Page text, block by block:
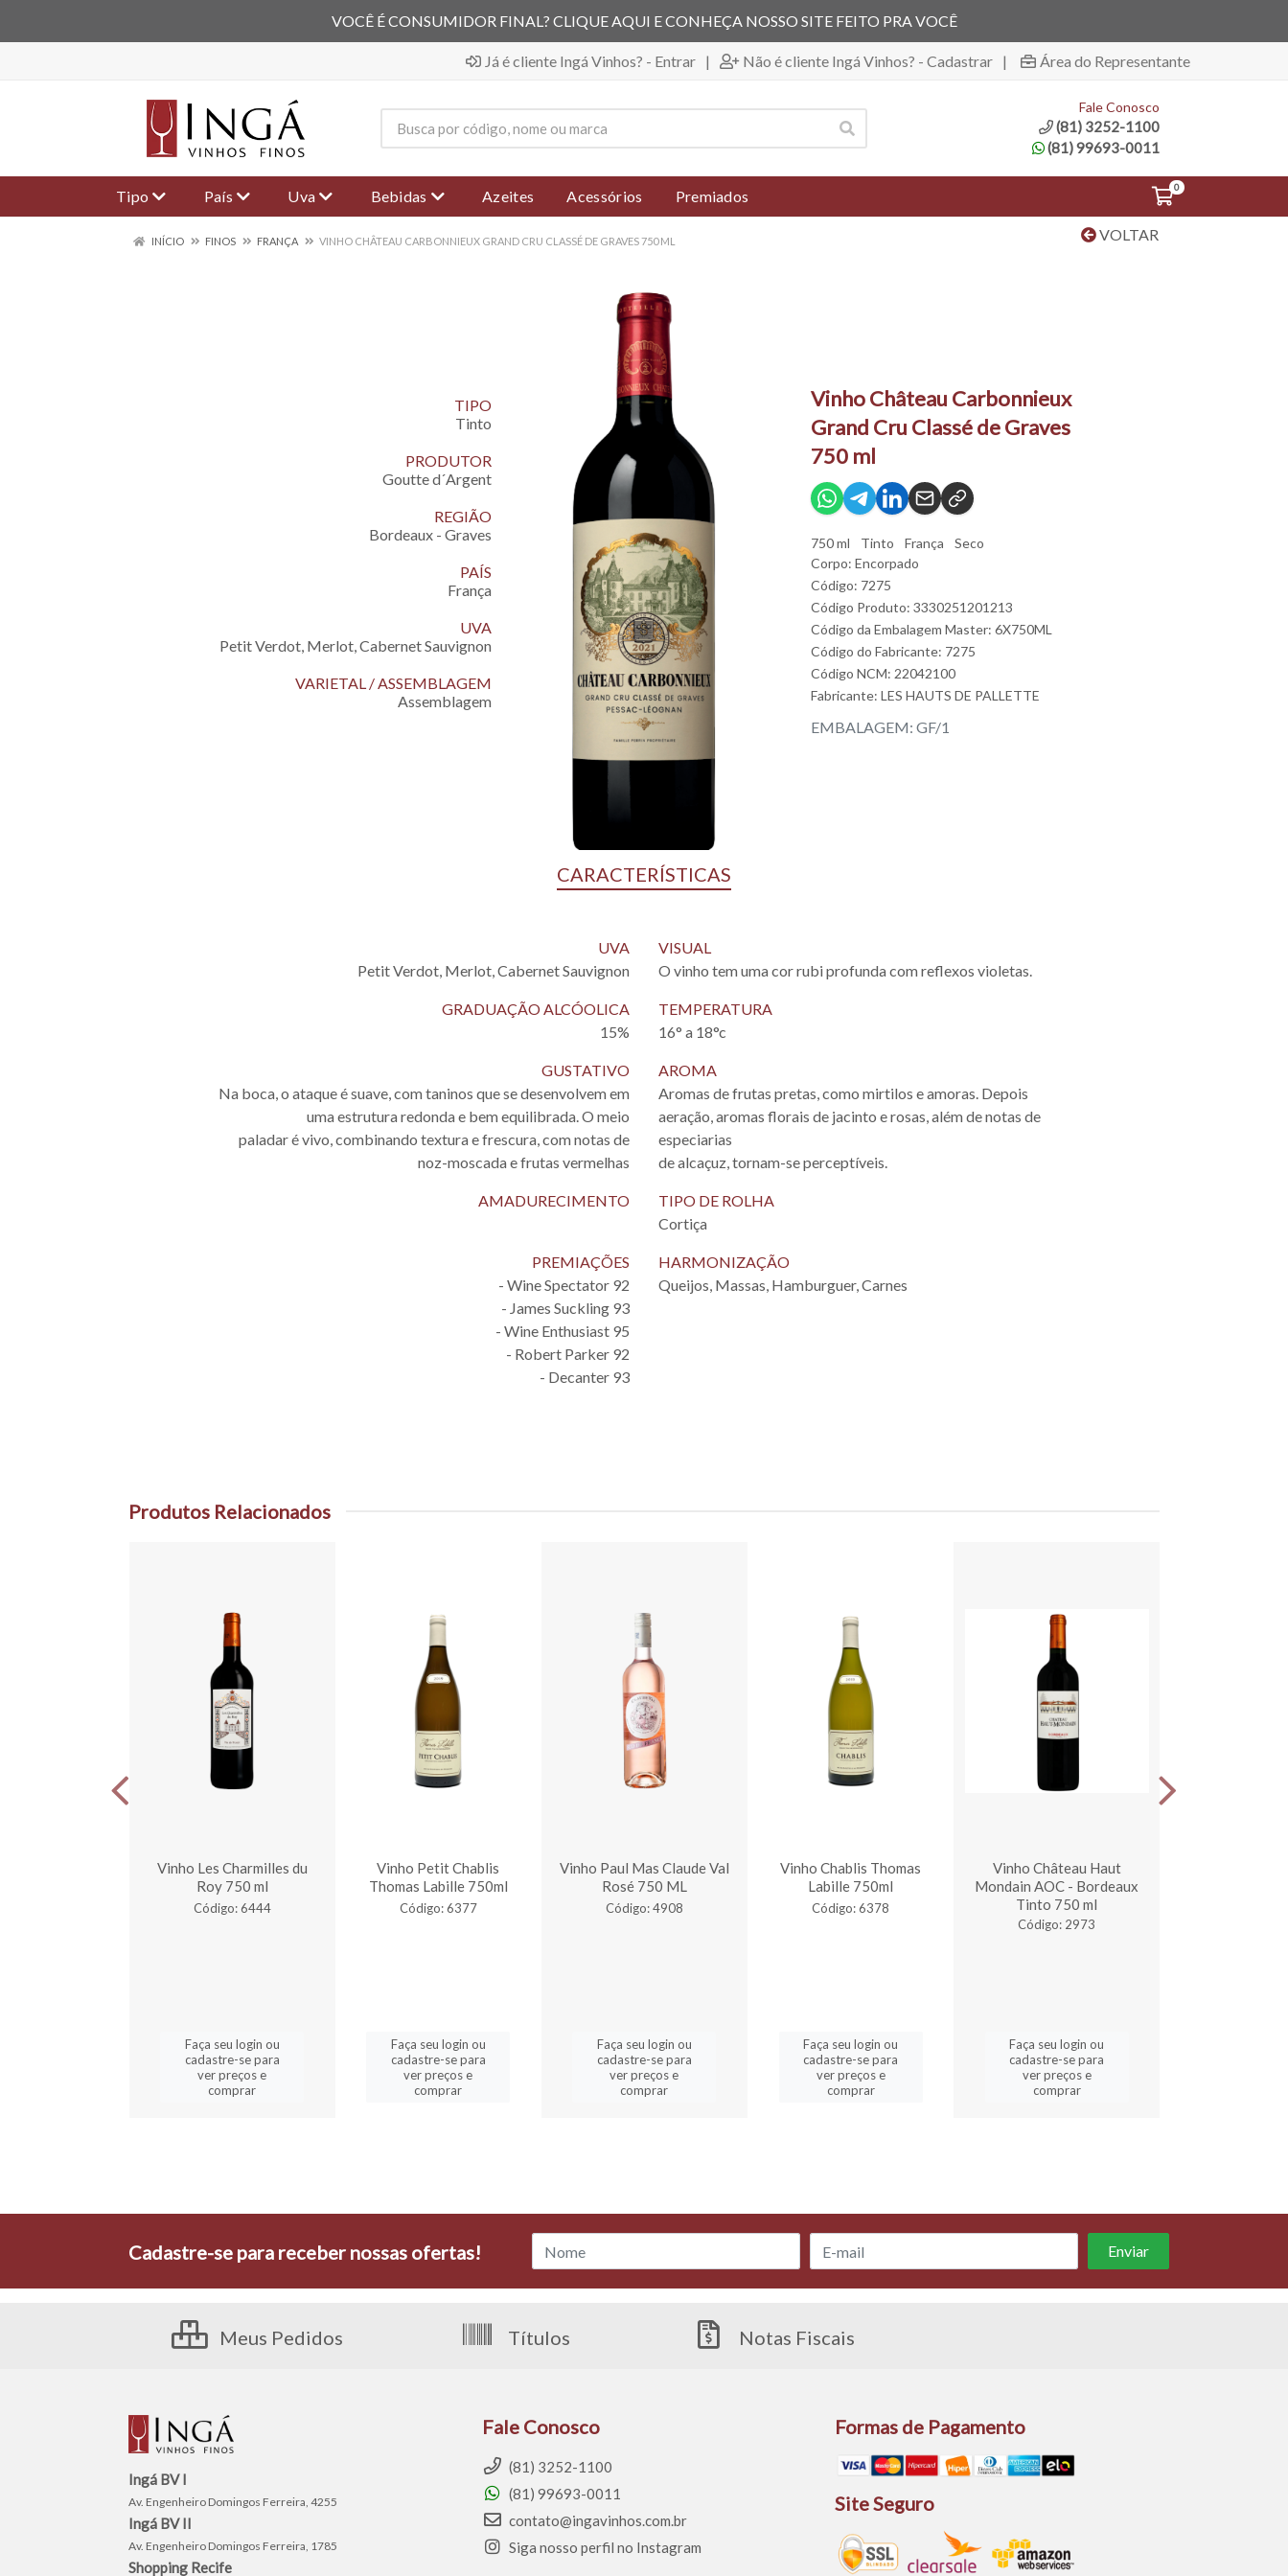
VOCÊ É CONSUMIDOR FINAL? CLIQUE AQUI E CONHEÇA NOSSO SITE FEITO PRA VOCÊ
Já é cliente Ingá Vinhos? - Entrar | Não é cliente Ingá Vinhos? - Cadastrar | Área do Representante
Fale Conosco
(81) 3252-1100
(81) 99693-0011
Tipo País Uva Bebidas Azeites Acessórios Premiados
0
VOLTAR
INÍCIO FINOS FRANÇA VINHO CHÂTEAU CARBONNIEUX GRAND CRU CLASSÉ DE GRAVES 750 ML
TIPO
Tinto
PRODUTOR
Goutte d´Argent
REGIÃO
Bordeaux - Graves
PAÍS
França
UVA
Petit Verdot, Merlot, Cabernet Sauvignon
VARIETAL / ASSEMBLAGEM
Assemblagem
Vinho Château Carbonnieux
Grand Cru Classé de Graves
750 ml
750 ml Tinto França
Seco
Corpo: Encorpado
Código: 7275
Código Produto: 3330251201213
Código da Embalagem Master: 6X750ML
Código do Fabricante: 7275
Código NCM: 22042100
Fabricante: LES HAUTS DE PALLETTE
EMBALAGEM: GF/1
CARACTERÍSTICAS
UVA
Petit Verdot, Merlot, Cabernet Sauvignon
VISUAL
O vinho tem uma cor rubi profunda com reflexos violetas.
GRADUAÇÃO ALCÓOLICA
15%
TEMPERATURA
16° a 18°c
GUSTATIVO
Na boca, o ataque é suave, com taninos que se desenvolvem em
uma estrutura redonda e bem equilibrada. O meio
paladar é vivo, combinando textura e frescura, com notas de
noz-moscada e frutas vermelhas
AROMA
Aromas de frutas pretas, como mirtilos e amoras. Depois
aeração, aromas florais de jacinto e rosas, além de notas de
especiarias
de alcaçuz, tornam-se perceptíveis.
AMADURECIMENTO
TIPO DE ROLHA
Cortiça
PREMIAÇÕES
- Wine Spectator 92
- James Suckling 93
- Wine Enthusiast 95
- Robert Parker 92
- Decanter 93
HARMONIZAÇÃO
Queijos, Massas, Hamburguer, Carnes
Produtos Relacionados
Vinho Les Charmilles du
Roy 750 ml
Código: 6444
Faça seu login ou
cadastre-se para
ver preços e
comprar
Vinho Petit Chablis
Thomas Labille 750ml
Código: 6377
Faça seu login ou
cadastre-se para
ver preços e
comprar
Vinho Paul Mas Claude Val
Rosé 750 ML
Código: 4908
Faça seu login ou
cadastre-se para
ver preços e
comprar
Vinho Chablis Thomas
Labille 750ml
Código: 6378
Faça seu login ou
cadastre-se para
ver preços e
comprar
Vinho Château Haut
Mondain AOC - Bordeaux
Tinto 750 ml
Código: 2973
Faça seu login ou
cadastre-se para
ver preços e
comprar
Cadastre-se para receber nossas ofertas!
Meus Pedidos Títulos Notas Fiscais
Ingá BV I
Av. Engenheiro Domingos Ferreira, 4255
Ingá BV II
Av. Engenheiro Domingos Ferreira, 1785
Shopping Recife
Fale Conosco
(81) 3252-1100
(81) 99693-0011
contato@ingavinhos.com.br
Siga nosso perfil no Instagram
Formas de Pagamento
Site Seguro